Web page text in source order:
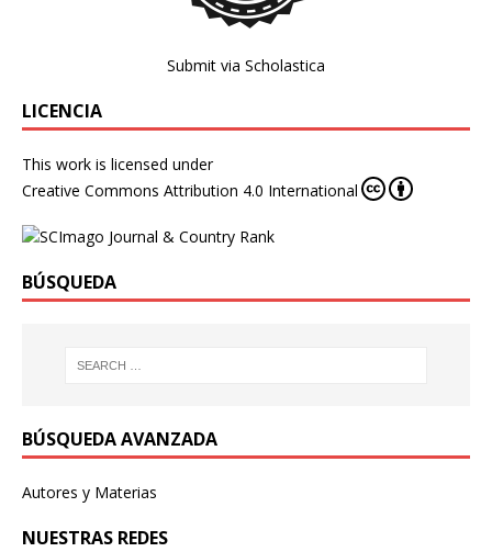
Submit via Scholastica
LICENCIA
This work is licensed under
Creative Commons Attribution 4.0 International
BÚSQUEDA
BÚSQUEDA AVANZADA
Autores y Materias
NUESTRAS REDES